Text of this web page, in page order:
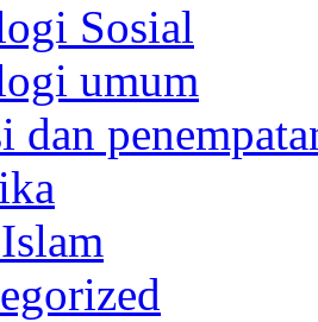
Sosial
umum
dan